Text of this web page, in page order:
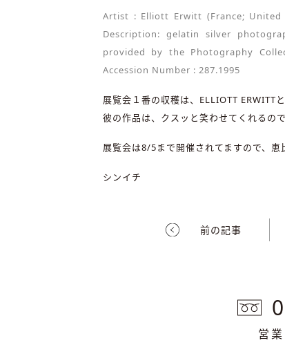
Artist : Elliott Erwitt (France; United
Description: gelatin silver
provided by the Photography
Accession Number : 287.1995
展覧会１番の収穫は、ELLIOTT ERWITTと
彼の作品は、クスッと笑わせてくれるの
展覧会は8/5まで開催されてますので、恵
シンイチ
前の記事
営